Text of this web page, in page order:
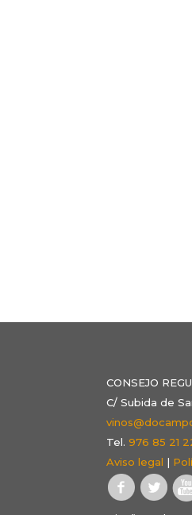
CONSEJO
C/ Subida de
Tel.976 85 21
Aviso legal |